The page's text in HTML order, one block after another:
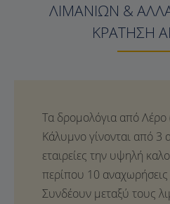
ΛΙΜΑΝΙΏΝ &
ΚΡΆΤΗΣΗ